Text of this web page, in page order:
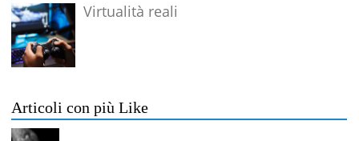
Virtualità reali
Articoli con più Like